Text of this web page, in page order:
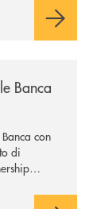
Banca
con
di
e